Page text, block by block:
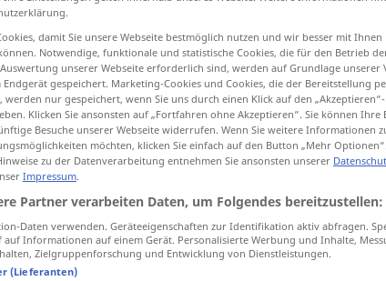
Endergebnis
damit Sie unsere Webseite bestmöglich nutzen und wir besser mit Ihnen
Notwendige, funktionale und statistische Cookies, die für den Betrieb
unserer Webseite erforderlich sind, werden auf Grundlage unserer
gespeichert. Marketing-Cookies und Cookies, die der Bereitstellung
werden nur gespeichert, wenn Sie uns durch einen Klick auf den
Klicken Sie ansonsten auf „Fortfahren ohne Akzeptieren“. Sie können
Besuche unserer Webseite widerrufen. Wenn Sie weitere Informationen
möchten, klicken Sie einfach auf den Button „Mehr
zu der Datenverarbeitung entnehmen Sie ansonsten unserer
Impressum.
Partner verarbeiten Daten, um Folgendes bereitzustellen:
Daten verwenden. Geräteeigenschaften zur Identifikation aktiv abfragen.
Informationen auf einem Gerät. Personalisierte Werbung und Inhalte,
Zielgruppenforschung und Entwicklung von Dienstleistungen.
(Lieferanten)